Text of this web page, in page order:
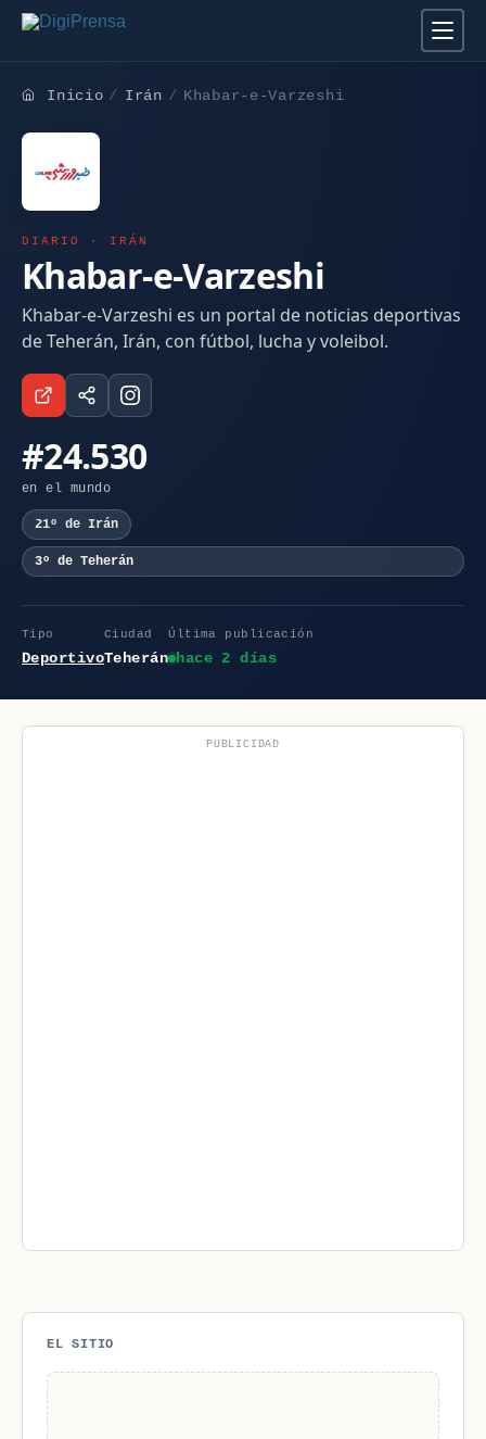
Inicio Irán Khabar-e-Varzeshi
DIARIO · IRÁN
Khabar-e-Varzeshi
Khabar-e-Varzeshi es un portal de noticias deportivas
de Teherán, Irán, con fútbol, lucha y voleibol.
#24.530
en el mundo
21º de Irán
3º de Teherán
Tipo
Deportivo
Ciudad
Teherán
Última publicación
hace 2 días
PUBLICIDAD
EL SITIO